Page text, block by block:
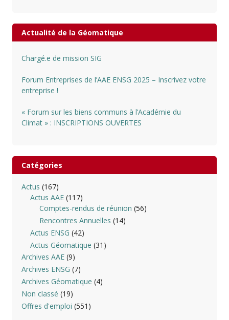
Actualité de la Géomatique
Chargé.e de mission SIG
Forum Entreprises de l’AAE ENSG 2025 – Inscrivez votre
entreprise !
« Forum sur les biens communs à l’Académie du
Climat » : INSCRIPTIONS OUVERTES
Catégories
Actus (167)
Actus AAE (117)
Comptes-rendus de réunion (56)
Rencontres Annuelles (14)
Actus ENSG (42)
Actus Géomatique (31)
Archives AAE(9)
Archives ENSG (7)
Archives Géomatique (4)
Non classé (19)
Offres d'emploi (551)